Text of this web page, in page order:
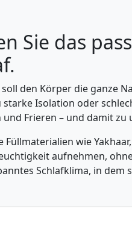
Sie das
soll den Körper die ganze
starke Isolation oder
und Frieren – und damit zu
Füllmaterialien wie
aufnehmen,
Schlafklima, in